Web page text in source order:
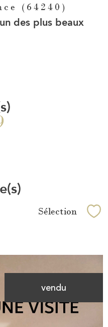
(64240)
des plus beaux
Sélection
vendu